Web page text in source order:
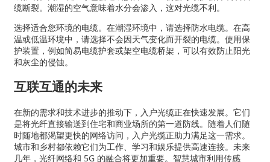
缆断裂。潮湿的空气意味着水分会渗入，这对光缆不利。
选择适合您环境的电缆。在潮湿环境中，请选择防水电缆。在高
温或低温环境中，请选择不会因天气变化而开裂的电缆。使用保
护装置，例如简易电缆护套或架空电缆桥架，可以有效防止阳光
和灰尘的侵蚀。
互联互通的未来
在新的需求和技术进步的推动下，入户光缆正在快速发展。它们
是将光纤直接输送到住宅和商业场所的第一道防线。随着人们随
时随地都渴望更快的网络访问，入户光缆正助力满足这一需求。
城市和乡村都依赖它们为工作、学习和娱乐提供高速连接。未来
几年，光纤网络和 5G 的融合将更加重要。智慧城市利用传感